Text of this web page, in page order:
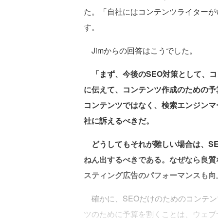
た。「自社にはコンテンツライター
す。
Jimからの回答はこうでした。
「まず、今後のSEO対策として、
に伝えて、コンテンツ作成のための
コンテンツではなく、検索エンジン
社に訴えるべきだ。
どうしてもそれが難しい場合は、
ねん出するべきである。なぜなら良
スティング広告のパフォーマンスも
確かに、SEOだけのためのコンテ
ツのために予算を割くことは、ウェ